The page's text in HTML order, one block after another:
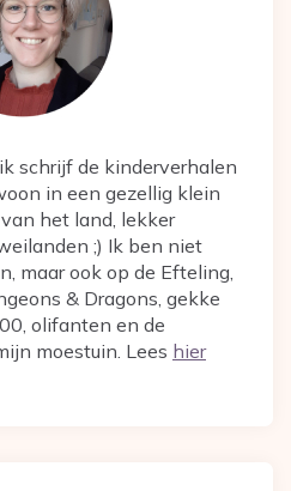
schrijf de kinderverhalen
in een gezellig klein
het land, lekker
;) Ik ben niet
maar ook op de Efteling,
& Dragons, gekke
olifanten en de
moestuin. Lees hier